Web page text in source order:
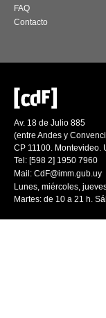
FAQ
Contacto
Av. 18 de Julio 885
(entre Andes y
CP 11100. Montevideo.
Tel: [598 2] 1950 7960
Mail: CdF@imm.gub.uy
Lunes, miércoles,
Martes: de 10 a 21 h.